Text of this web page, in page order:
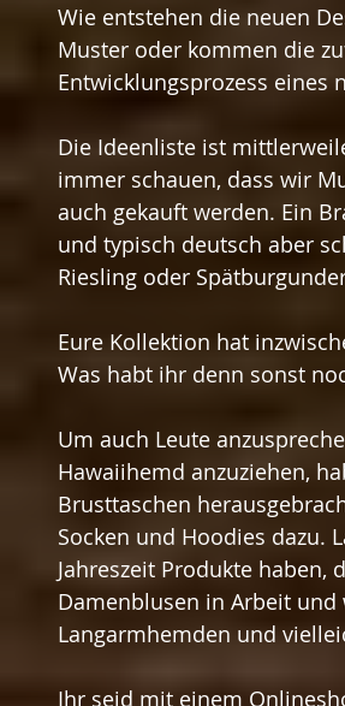
Wie entstehen die neuen
Muster oder kommen die
Entwicklungsprozess eines
Die Ideenliste ist
immer schauen, dass wir
auch gekauft werden. Ein
und typisch deutsch aber
Riesling oder
Eure Kollektion hat
Was habt ihr denn sonst
Um auch Leute
Hawaiihemd anzuziehen,
Brusttaschen
Socken und Hoodies
Jahreszeit Produkte
Damenblusen in Arbeit
Langarmhemden und
Ihr seid mit einem